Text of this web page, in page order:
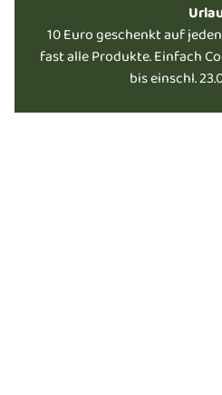
10 Euro geschenkt auf
fast alle Produkte. Einfach
bis einschl.